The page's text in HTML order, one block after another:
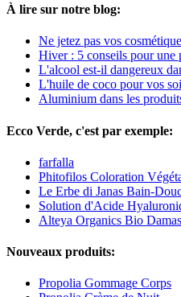
À lire sur notre blog:
Ne jetez pas vos
Hiver : 5 conseils pour une
L'alcool est-il dangereux
L'huile de coco pour vos
Aluminium dans les
Ecco Verde, c'est par exemple:
farfalla
Phitofilos Coloration
Le Erbe di Janas Bain-
Solution d'Acide
Alteya Organics Bio
Nouveaux produits:
Propolia Gommage Corps